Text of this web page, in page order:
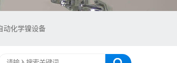
动化学镍设备